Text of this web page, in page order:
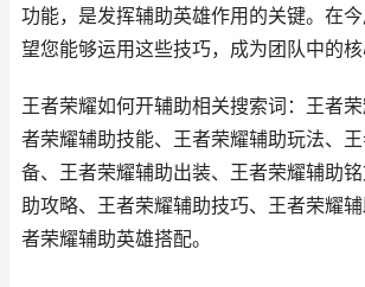
功能，是发挥辅助英雄作用的关键。在
望您能够运用这些技巧，成为团队中的核
王者荣耀如何开辅助相关搜索词：王者
者荣耀辅助技能、王者荣耀辅助玩法、
备、王者荣耀辅助出装、王者荣耀辅助
助攻略、王者荣耀辅助技巧、王者荣耀
者荣耀辅助英雄搭配。